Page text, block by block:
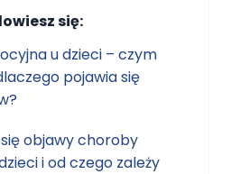
się:
u dzieci – czym
pojawia się
objawy choroby
i od czego zależy